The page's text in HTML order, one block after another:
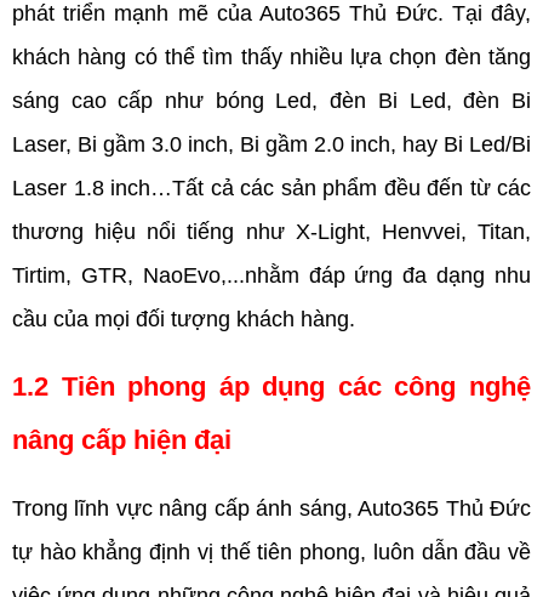
phát triển mạnh mẽ của Auto365 Thủ Đức. Tại đây,
khách hàng có thể tìm thấy nhiều lựa chọn đèn tăng
sáng cao cấp như bóng Led, đèn Bi Led, đèn Bi
Laser, Bi gầm 3.0 inch, Bi gầm 2.0 inch, hay Bi Led/Bi
Laser 1.8 inch…Tất cả các sản phẩm đều đến từ các
thương hiệu nổi tiếng như X-Light, Henvvei, Titan,
Tirtim, GTR, NaoEvo,...nhằm đáp ứng đa dạng nhu
cầu của mọi đối tượng khách hàng.
1.2 Tiên phong áp dụng các công nghệ
nâng cấp hiện đại
Trong lĩnh vực nâng cấp ánh sáng, Auto365 Thủ Đức
tự hào khẳng định vị thế tiên phong, luôn dẫn đầu về